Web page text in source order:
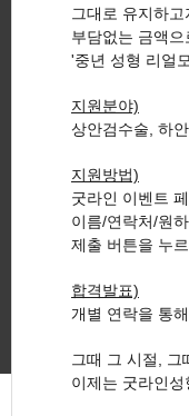
그대로 유지하
부담없는 금액
'중년 성형 리얼
지원분야)
상안검수술, 하
지원방법)
굿라인 이벤트
이름/연락처/원
제출 버튼을 누
합격발표)
개별 연락을 통
그때 그 시절, 그
이제는 굿라인